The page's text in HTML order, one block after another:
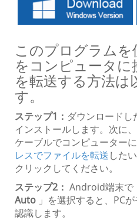
このプログラムを
をコンピュータ
を転送する方法
す。
ステップ1： ダウンロードし
インストールします。次に
ケーブルでコンピューター
レスでファイルを転送した
クリックしてください。
ステップ2： Android端末で
Auto 」を選択すると、PC
認識します。